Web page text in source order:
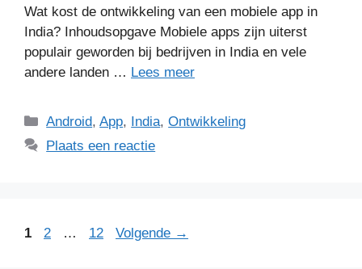
Wat kost de ontwikkeling van een mobiele app in
India? Inhoudsopgave Mobiele apps zijn uiterst
populair geworden bij bedrijven in India en vele
andere landen … Lees meer
Categorieën
Android,App, India,Ontwikkeling
Plaats een reactie
Pagina
1 Pagina
2 … Pagina
12 Volgende →